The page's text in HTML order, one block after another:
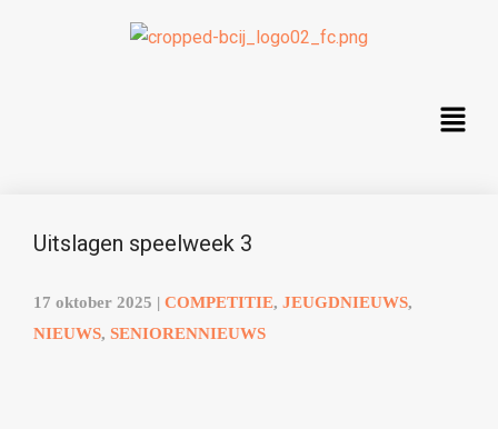
Uitslagen speelweek 3
17 oktober 2025 | COMPETITIE, JEUGDNIEUWS,
NIEUWS, SENIORENNIEUWS